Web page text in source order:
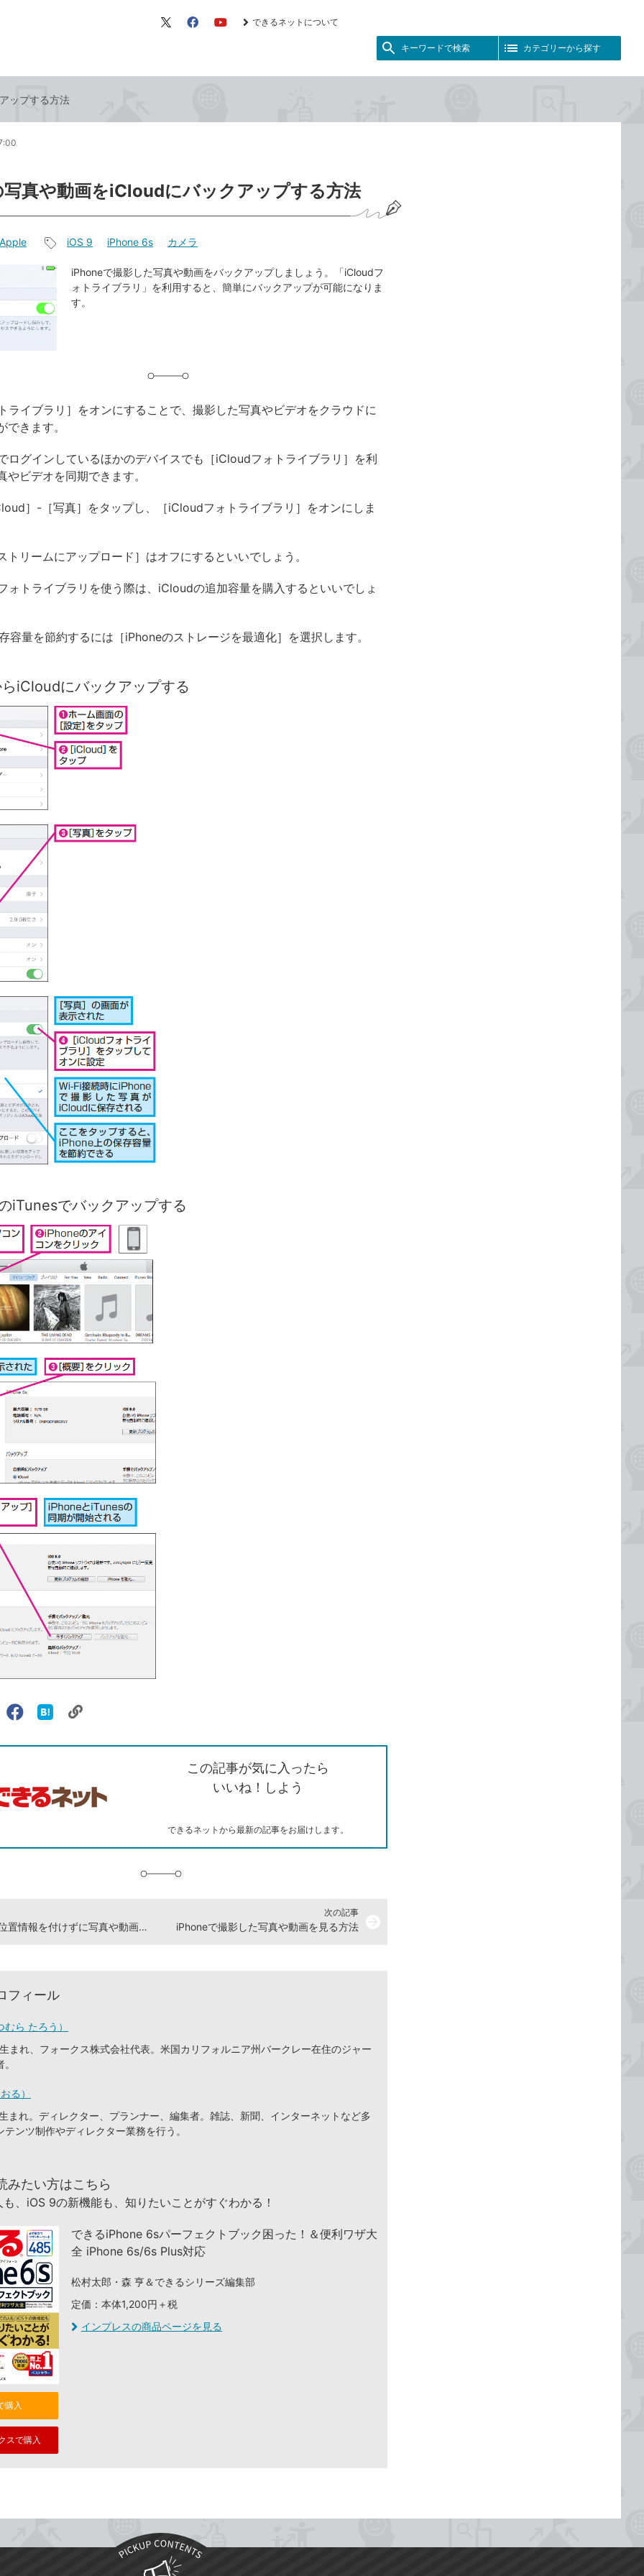
X（旧 FacebookYouTube
できるネットについて
キーワードで検索 カテゴリーから探す
ップする方法
真や動画をiCloudにバックアップする方法
Apple
事
iOS 9 iPhone 6s カメラ
iPhoneで撮影した写真や動画をバックアップしましょう。「iCloudフ
ォトライブラリ」を利用すると、簡単にバックアップが可能になりま
す。
ライブラリ］をオンにすることで、撮影した写真やビデオをクラウドに
できます。
ログインしているほかのデバイスでも［iCloudフォトライブラリ］を利
やビデオを同期できます。
］-［写真］をタップし、［iCloudフォトライブラリ］をオンにしま
トリームにアップロード］はオフにするといいでしょう。
ォトライブラリを使う際は、iCloudの追加容量を購入するといいでしょ
容量を節約するには［iPhoneのストレージを最適化］を選択します。
iCloudにバックアップする
iTunesでバックアップする
する
旧
Facebook
シ
な
マ
ー
追
ク
ピ
ー
この記事が気に入ったら
いいね！しよう
できるネットから最新の記事をお届けします。
iPhoneで位置情報を付けずに写真や動画を撮影する設定
次の記事
iPhoneで撮影した写真や動画を見る方法
フィール
ら たろう）
まれ、フォークス株式会社代表。米国カリフォルニア州バークレー在住のジャー
る）
まれ。ディレクター、プランナー、編集者。雑誌、新聞、インターネットなど多
ンツ制作やディレクター業務を行う。
みたい方はこちら
、iOS 9の新機能も、知りたいことがすぐわかる！
できるiPhone 6sパーフェクトブック困った！＆便利ワザ大
全 iPhone 6s/6s Plus対応
松村太郎・森 亨＆できるシリーズ編集部
定価：本体1,200円＋税
インプレスの商品ページを見る
購入
スで購入